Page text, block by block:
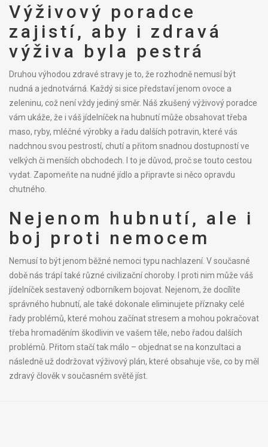
Výživový poradce
zajistí, aby i zdravá
výživa byla pestrá
Druhou výhodou zdravé stravy je to, že rozhodně nemusí být
nudná a jednotvárná. Každý si sice představí jenom ovoce a
zeleninu, což není vždy jediný směr. Náš zkušený výživový poradce
vám ukáže, že i váš jídelníček na hubnutí může obsahovat třeba
maso, ryby, mléčné výrobky a řadu dalších potravin, které vás
nadchnou svou pestrostí, chutí a přitom snadnou dostupností ve
velkých či menších obchodech. I to je důvod, proč se touto cestou
vydat. Zapomeňte na nudné jídlo a připravte si něco opravdu
chutného.
Nejenom hubnutí, ale i
boj proti nemocem
Nemusí to být jenom běžné nemoci typu nachlazení. V současné
době nás trápí také různé civilizační choroby. I proti nim může váš
jídelníček sestavený odborníkem bojovat. Nejenom, že docílíte
správného hubnutí, ale také dokonale eliminujete příznaky celé
řady problémů, které mohou začínat stresem a mohou pokračovat
třeba hromaděním škodlivin ve vašem těle, nebo řadou dalších
problémů. Přitom stačí tak málo – objednat se na konzultaci a
následně už dodržovat výživový plán, které obsahuje vše, co by měl
zdravý člověk v současném světě jíst.